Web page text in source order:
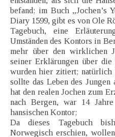
befand; im Buch „Jochen’s
Diary 1599, gibt es von Ole
Tagebuch, eine
Umständen des Kontors in
mehr über den wirklichen
seiner Erklärungen über
wurden hier zitiert;
sollte das Leben des
hat den realen Jochen zum
nach Bergen, war 14
hansischen Kontor;
Da dieses Tagebuch
Norwegisch erschien,